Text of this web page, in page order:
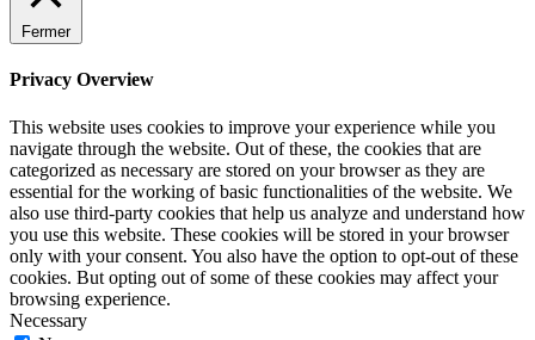
Fermer
Privacy Overview
This website uses cookies to improve your experience while you
navigate through the website. Out of these, the cookies that are
categorized as necessary are stored on your browser as they are
essential for the working of basic functionalities of the website. We
also use third-party cookies that help us analyze and understand how
you use this website. These cookies will be stored in your browser
only with your consent. You also have the option to opt-out of these
cookies. But opting out of some of these cookies may affect your
browsing experience.
Necessary